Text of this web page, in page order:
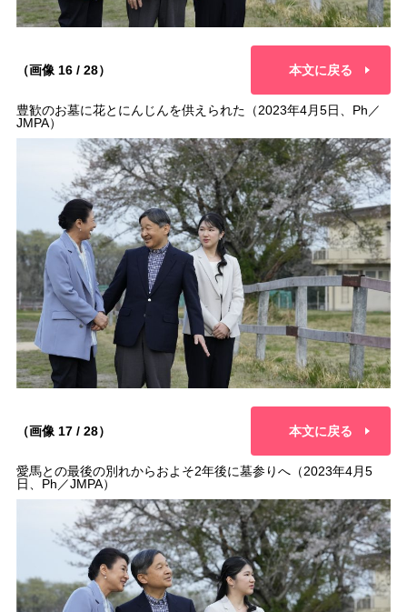
（画像 16 / 28） 本文に戻る
豊歓のお墓に花とにんじんを供えられた（2023年4月5日、Ph／
JMPA）
（画像 17 / 28） 本文に戻る
愛馬との最後の別れからおよそ2年後に墓参りへ（2023年4月5
日、Ph／JMPA）